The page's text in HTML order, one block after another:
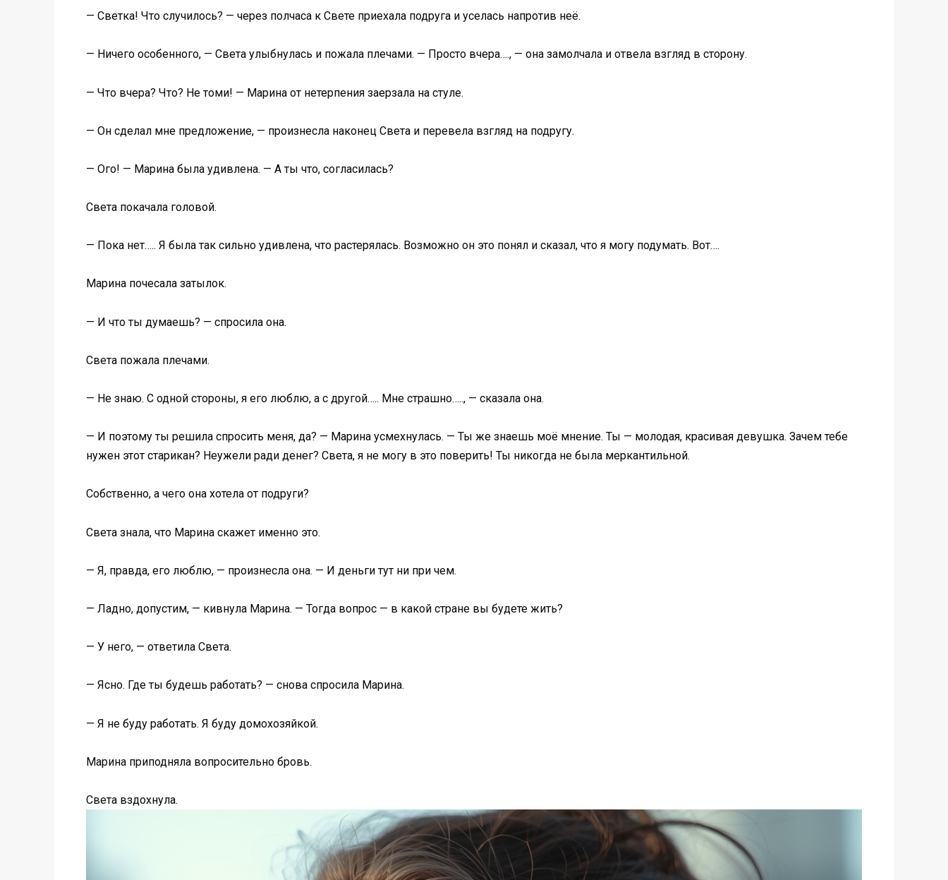
— Светка! Что случилось? — через полчаса к Свете приехала подруга и уселась напротив неë.
— Ничего особенного, — Света улыбнулась и пожала плечами. — Просто вчера…., — она замолчала и отвела взгляд в сторону.
— Что вчера? Что? Не томи! — Марина от нетерпения заерзала на стуле.
— Он сделал мне предложение, — произнесла наконец Света и перевела взгляд на подругу.
— Ого! — Марина была удивлена. — А ты что, согласилась?
Света покачала головой.
— Пока нет….. Я была так сильно удивлена, что растерялась. Возможно он это понял и сказал, что я могу подумать. Вот….
Марина почесала затылок.
— И что ты думаешь? — спросила она.
Света пожала плечами.
— Не знаю. С одной стороны, я его люблю, а с другой….. Мне страшно….., — сказала она.
— И поэтому ты решила спросить меня, да? — Марина усмехнулась. — Ты же знаешь моё мнение. Ты — молодая, красивая девушка. Зачем тебе
нужен этот старикан? Неужели ради денег? Света, я не могу в это поверить! Ты никогда не была меркантильной.
Собственно, а чего она хотела от подруги?
Света знала, что Марина скажет именно это.
— Я, правда, его люблю, — произнесла она. — И деньги тут ни при чем.
— Ладно, допустим, — кивнула Марина. — Тогда вопрос — в какой стране вы будете жить?
— У него, — ответила Света.
— Ясно. Где ты будешь работать? — снова спросила Марина.
— Я не буду работать. Я буду домохозяйкой.
Марина приподняла вопросительно бровь.
Света вздохнула.